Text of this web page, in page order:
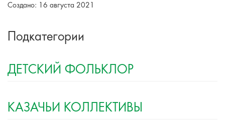
Создано: 16 августа 2021
Подкатегории
ДЕТСКИЙ ФОЛЬКЛОР
КАЗАЧЬИ КОЛЛЕКТИВЫ